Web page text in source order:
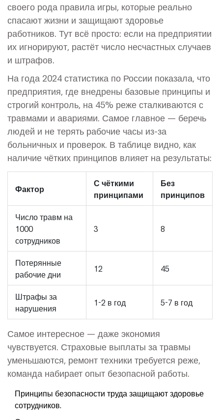
своего рода правила игры, которые реально
спасают жизни и защищают здоровье
работников. Тут всё просто: если на предприятии
их игнорируют, растёт число несчастных случаев
и штрафов.
На года 2024 статистика по России показала, что
предприятия, где внедрены базовые принципы и
строгий контроль, на 45% реже сталкиваются с
травмами и авариями. Самое главное — беречь
людей и не терять рабочие часы из-за
больничных и проверок. В таблице видно, как
наличие чётких принципов влияет на результаты:
Фактор
С чёткими
принципами
Без
принципов
Число травм на
1000
сотрудников
3 8
Потерянные
рабочие дни
12 45
Штрафы за
нарушения
1-2 в год 5-7 в год
Самое интересное — даже экономия
чувствуется. Страховые выплаты за травмы
уменьшаются, ремонт техники требуется реже,
команда набирает опыт безопасной работы.
Принципы безопасности труда защищают здоровье
сотрудников.